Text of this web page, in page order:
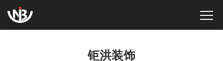
钜洪装饰